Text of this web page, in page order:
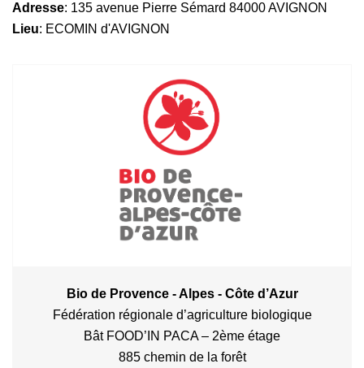
Adresse: 135 avenue Pierre Sémard 84000 AVIGNON
Lieu: ECOMIN d'AVIGNON
Bio de Provence - Alpes - Côte d’Azur
Fédération régionale d’agriculture biologique
Bât FOOD’IN PACA – 2ème étage
885 chemin de la forêt